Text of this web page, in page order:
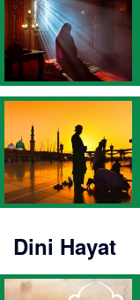
Dini Hayat